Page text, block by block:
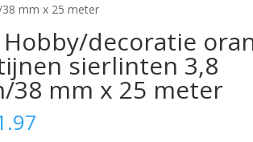
mm x 25 meter
decoratie
sierlinten 3,8
38 mm x 25 meter